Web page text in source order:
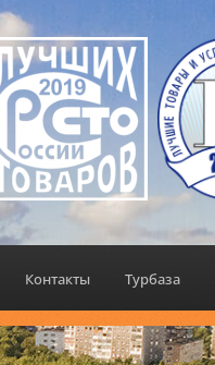
Контакты Турбаза